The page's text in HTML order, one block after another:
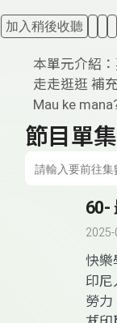
加入稍後收聽
本單元介紹
走走逛逛 補
Mau ke
節目單
60-
快樂
印尼
勞力